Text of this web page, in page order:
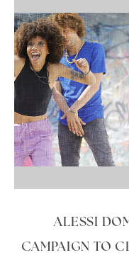
ALESSI
CAMPAIGN TO